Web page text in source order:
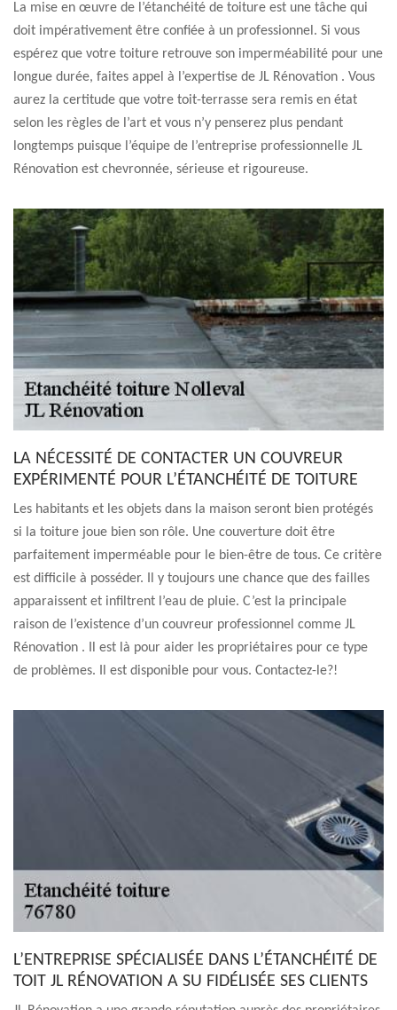
La mise en œuvre de l’étanchéité de toiture est une tâche qui
doit impérativement être confiée à un professionnel. Si vous
espérez que votre toiture retrouve son imperméabilité pour une
longue durée, faites appel à l’expertise de JL Rénovation . Vous
aurez la certitude que votre toit-terrasse sera remis en état
selon les règles de l’art et vous n’y penserez plus pendant
longtemps puisque l’équipe de l’entreprise professionnelle JL
Rénovation est chevronnée, sérieuse et rigoureuse.
LA NÉCESSITÉ DE CONTACTER UN COUVREUR
EXPÉRIMENTÉ POUR L’ÉTANCHÉITÉ DE TOITURE
Les habitants et les objets dans la maison seront bien protégés
si la toiture joue bien son rôle. Une couverture doit être
parfaitement imperméable pour le bien-être de tous. Ce critère
est difficile à posséder. Il y toujours une chance que des failles
apparaissent et infiltrent l’eau de pluie. C’est la principale
raison de l’existence d’un couvreur professionnel comme JL
Rénovation . Il est là pour aider les propriétaires pour ce type
de problèmes. Il est disponible pour vous. Contactez-le?!
L’ENTREPRISE SPÉCIALISÉE DANS L’ÉTANCHÉITÉ DE
TOIT JL RÉNOVATION A SU FIDÉLISÉE SES CLIENTS